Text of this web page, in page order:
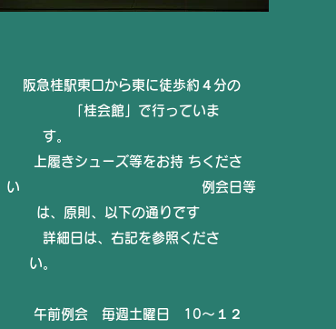
阪急桂駅東口から東に徒歩約４分の
「桂会館」で行っていま
す。
上履きシューズ等をお持 ちくださ
い例会日等
は、原則、以下の通りです
詳細日は、右記を参照くださ
い。
午前例会 毎週土曜日 10～１２